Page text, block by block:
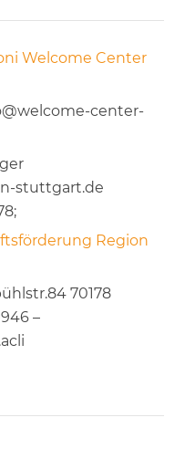
Welcome Center
center-
stuttgart.de
Region
70178
–